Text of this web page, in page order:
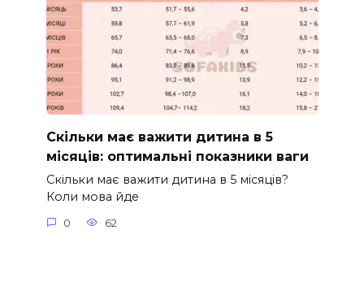
Скільки має важити дитина в 5
місяців: оптимальні показники ваги
Скільки має важити дитина в 5 місяців?
Коли мова йде
0 62